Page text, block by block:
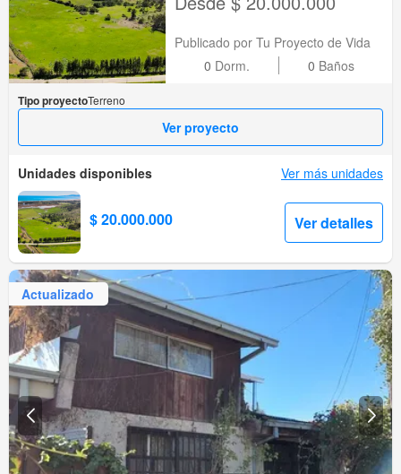
Publicado por Tu Proyecto de Vida
0 Dorm. 0 Baños
Tipo proyectoTerreno
Ver proyecto
Unidades disponibles Ver más unidades
$ 20.000.000 Ver detalles
Actualizado